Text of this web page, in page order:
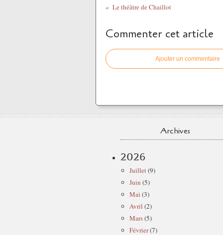
Le théâtre de Chaillot
Commenter cet article
Ajouter un commentaire
Archives
2026
Juillet(9)
Juin (5)
Mai (3)
Avril (2)
Mars(5)
Février(7)